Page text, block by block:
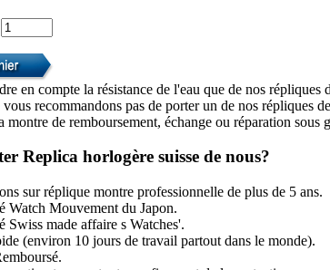
en compte la résistance de l'eau que de nos
recommandons pas de porter un de nos répliques
montre de remboursement, échange ou réparation sous
Replica horlogère suisse de nous?
sur réplique montre professionnelle de plus de 5 ans.
Watch Mouvement du Japon.
Swiss made affaire s Watches'.
(environ 10 jours de travail partout dans le monde).